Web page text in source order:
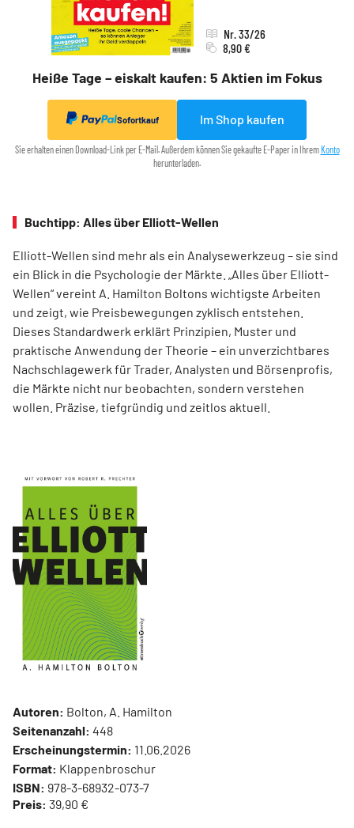
Heiße Tage – eiskalt kaufen: 5 Aktien im Fokus
Nr. 33/26
8,90 €
Sofortkauf Im Shop kaufen
Sie erhalten einen Download-Link per E-Mail. Außerdem können Sie gekaufte E-Paper in IhremKonto
herunterladen.
Buchtipp: Alles über Elliott-Wellen
Elliott-Wellen sind mehr als ein Analysewerkzeug – sie sind
ein Blick in die Psychologie der Märkte. „Alles über Elliott-
Wellen“ vereint A. Hamilton Boltons wichtigste Arbeiten
und zeigt, wie Preisbewegungen zyklisch entstehen.
Dieses Standardwerk erklärt Prinzipien, Muster und
praktische Anwendung der Theorie – ein unverzichtbares
Nachschlagewerk für Trader, Analysten und Börsenprofis,
die Märkte nicht nur beobachten, sondern verstehen
wollen. Präzise, tiefgründig und zeitlos aktuell.
Autoren: Bolton, A. Hamilton
Seitenanzahl: 448
Erscheinungstermin: 11.06.2026
Format: Klappenbroschur
ISBN: 978-3-68932-073-7
Preis: 39,90 €